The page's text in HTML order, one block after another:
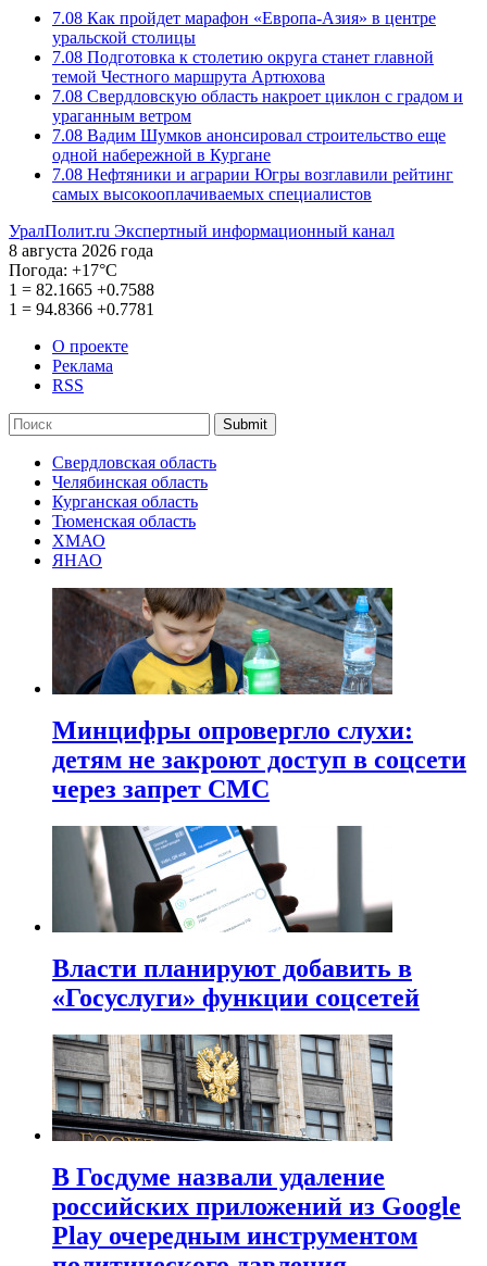
7.08 Как пройдет марафон «Европа-Азия» в центре
уральской столицы
7.08 Подготовка к столетию округа станет главной
темой Честного маршрута Артюхова
7.08 Свердловскую область накроет циклон с градом и
ураганным ветром
7.08 Вадим Шумков анонсировал строительство еще
одной набережной в Кургане
7.08 Нефтяники и аграрии Югры возглавили рейтинг
самых высокооплачиваемых специалистов
УралПолит.ru Экспертный информационный канал
8 августа 2026 года
Погода: +17°С
1 = 82.1665 +0.7588
1 = 94.8366 +0.7781
О проекте
Реклама
RSS
Submit
Свердловская область
Челябинская область
Курганская область
Тюменская область
ХМАО
ЯНАО
Минцифры опровергло слухи:
детям не закроют доступ в соцсети
через запрет СМС
Власти планируют добавить в
«Госуслуги» функции соцсетей
В Госдуме назвали удаление
российских приложений из Google
Play очередным инструментом